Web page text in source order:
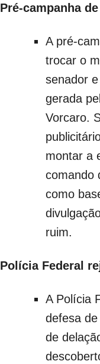
Pré-campanha
A pré-
trocar o
senador
gerada
Vorcaro.
montar a
comando
como
ruim.
Polícia Federal
A Polícia
defesa
de